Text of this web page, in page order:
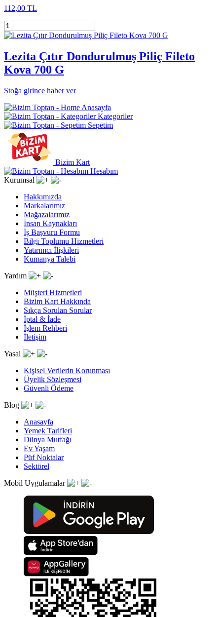
112,00 TL
Lezita Çıtır Dondurulmuş Piliç Fileto
Kova 700 G
Stoğa girince haber ver
Anasayfa
Kategoriler
Sepetim
Bizim Kart
Hesabım
Kurumsal
Hakkımızda
Markalarımız
Mağazalarımız
İnsan Kaynakları
İş Başvuru Formu
Bilgi Toplumu Hizmetleri
Yatırımcı İlişkileri
Kumanya Talebi
Yardım
Müşteri Hizmetleri
Bizim Kart Hakkında
Sıkça Sorulan Sorular
İptal & İade
İşlem Rehberi
İletişim
Yasal
Kişisel Verilerin Korunması
Üyelik Sözleşmesi
Güvenli Ödeme
Blog
Anasayfa
Yemek Tarifleri
Dünya Mutfağı
Ev Yaşam
Püf Noktalar
Sektörel
Mobil Uygulamalar